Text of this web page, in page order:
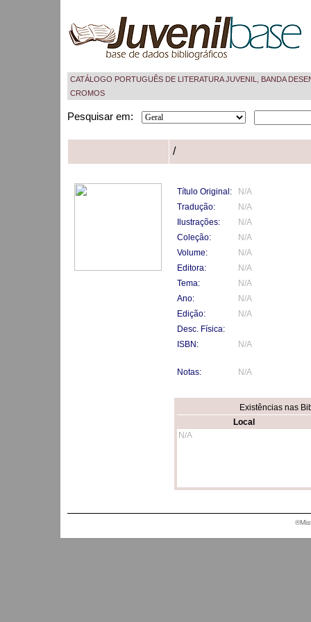
CATÁLOGO PORTUGUÊS DE LITERATURA JUVENIL, BANDA
CROMOS
Pesquisar em:
/
Título Original:
N/A
Tradução:
N/A
Ilustrações:
N/A
Coleção:
N/A
Volume:
N/A
Editora:
N/A
Tema:
N/A
Ano:
N/A
Edição:
N/A
Desc. Física:
ISBN:
N/A
Notas: N/A
Existências nas
Local
N/A